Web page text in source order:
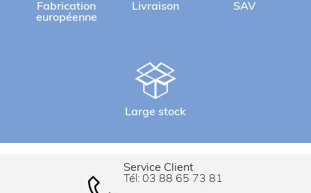
Fabrication
européenne
Livraison SAV
Large stock
Service Client
Tél: 03 88 65 73 81